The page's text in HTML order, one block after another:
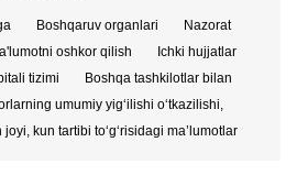
Boshqaruv organlari
Nazorat
oshkor qilish
Ichki hujjatlar
tizimi
Boshqa tashkilotlar bilan
umumiy yig‘ilishi o‘tkazilishi,
kun tartibi to‘g‘risidagi ma’lumotlar